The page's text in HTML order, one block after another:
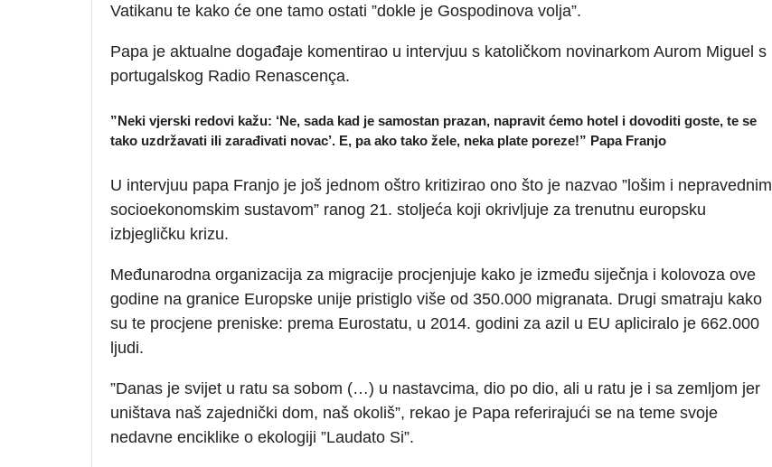
Vatikanu te kako će one tamo ostati ”dokle je Gospodinova volja”.
Papa je aktualne događaje komentirao u intervjuu s katoličkom novinarkom Aurom Miguel s
portugalskog Radio Renascença.
”Neki vjerski redovi kažu: ‘Ne, sada kad je samostan prazan, napravit ćemo hotel i dovoditi goste, te se
tako uzdržavati ili zarađivati novac’. E, pa ako tako žele, neka plate poreze!” Papa Franjo
U intervjuu papa Franjo je još jednom oštro kritizirao ono što je nazvao ”lošim i nepravednim
socioekonomskim sustavom” ranog 21. stoljeća koji okrivljuje za trenutnu europsku
izbjegličku krizu.
Međunarodna organizacija za migracije procjenjuje kako je između siječnja i kolovoza ove
godine na granice Europske unije pristiglo više od 350.000 migranata. Drugi smatraju kako
su te procjene preniske: prema Eurostatu, u 2014. godini za azil u EU apliciralo je 662.000
ljudi.
”Danas je svijet u ratu sa sobom (…) u nastavcima, dio po dio, ali u ratu je i sa zemljom jer
uništava naš zajednički dom, naš okoliš”, rekao je Papa referirajući se na teme svoje
nedavne enciklike o ekologiji ”Laudato Si”.